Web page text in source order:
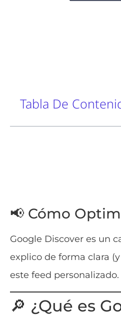
Tabla De
📢 Cómo
Google Discover es un
explico de forma clara
este feed personalizado.
🔎 ¿Qué es